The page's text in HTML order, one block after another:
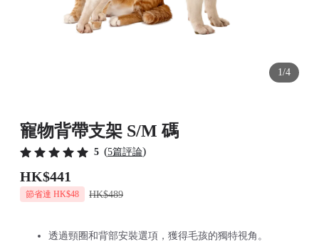
1/4
寵物背帶支架 S/M 碼
5 (5篇評論)
HK$441
節省達 HK$48 HK$489
透過頸圈和背部安裝選項，獲得毛孩的獨特視角。